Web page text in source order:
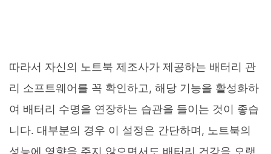
따라서 자신의 노트북 제조사가 제공하는 배터리 관
리 소프트웨어를 꼭 확인하고, 해당 기능을 활성화하
여 배터리 수명을 연장하는 습관을 들이는 것이 좋습
니다. 대부분의 경우 이 설정은 간단하며, 노트북의
성능에 영향을 주지 않으면서도 배터리 건강을 오랫